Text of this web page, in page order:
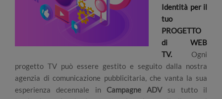
Identità per il
tuo
PROGETTO
di WEB
TV. Ogni
progetto TV può essere gestito e seguito dalla nostra
agenzia di comunicazione pubblicitaria, che vanta la sua
esperienza decennale in Campagne ADVsu tutto il